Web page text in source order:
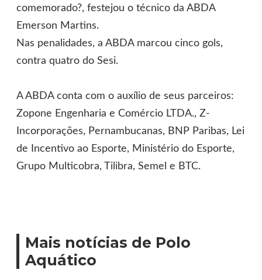
comemorado?, festejou o técnico da ABDA
Emerson Martins.
Nas penalidades, a ABDA marcou cinco gols,
contra quatro do Sesi.
A ABDA conta com o auxílio de seus parceiros:
Zopone Engenharia e Comércio LTDA., Z-
Incorporações, Pernambucanas, BNP Paribas, Lei
de Incentivo ao Esporte, Ministério do Esporte,
Grupo Multicobra, Tilibra, Semel e BTC.
Mais notícias de Polo
Aquático